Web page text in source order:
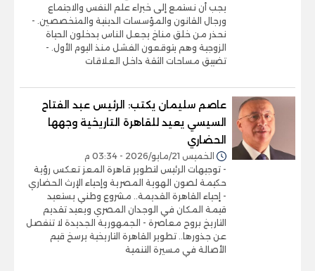
يجب أن نستمع إلى خبراء علم النفس والاجتماع
ورجال القانون والمؤسسات الدينية والمتخصصين. -
نحذر من خلق مناخ يجعل الناس يدخلون الحياة
الزوجية وهم يتوقعون الفشل منذ اليوم الأول. -
تضييق مساحات الثقة داخل العلاقات
عاصم سليمان يكتب: الرئيس عبد الفتاح
السيسي يعيد للقاهرة التاريخية وجهها
الحضاري
الخميس 21/مايو/2026 - 03:34 م
- توجيهات الرئيس لتطوير قاهرة المعز تعكس رؤية
حكيمة لصون الهوية المصرية وإحياء الإرث الحضاري
- إحياء القاهرة القديمة.. مشروع وطني يستعيد
قيمة المكان في الوجدان المصري ويعيد تقديم
التاريخ بروح معاصرة - الجمهورية الجديدة لا تنفصل
عن جذورها.. تطوير القاهرة التاريخية يرسخ قيم
الأصالة في مسيرة التنمية